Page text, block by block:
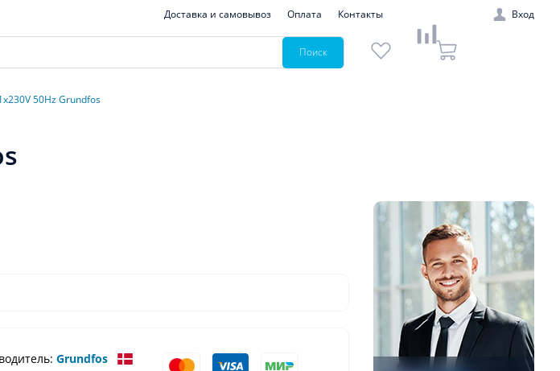
Доставка и самовывоз Оплата Контакты Вход
Поиск
50Hz Grundfos
Grundfos